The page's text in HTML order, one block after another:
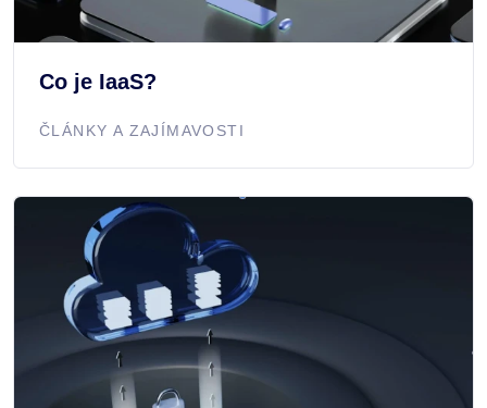
Co je IaaS?
ČLÁNKY A ZAJÍMAVOSTI